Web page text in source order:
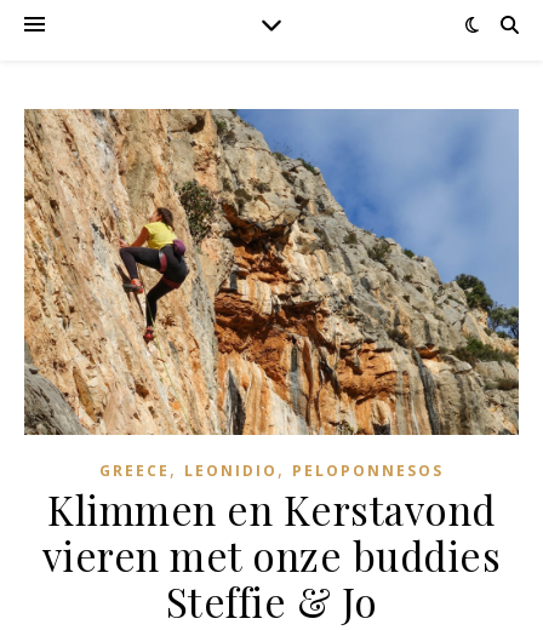
GREECE , LEONIDIO , PELOPONNESOS
Klimmen en Kerstavond
vieren met onze buddies
Steffie & Jo